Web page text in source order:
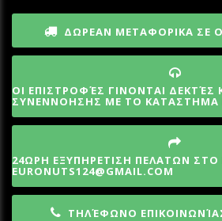
ΔΩΡΕΑΝ ΜΕΤΑΦΟΡΙΚΑ ΣΕ
ΟΙ ΕΠΙΣΤΡΟΦΈΣ ΓΙΝΟΝΤΑΙ ΔΕΚΤΈΣ
ΣΥΝΕΝΝΟΗΣΗΣ ΜΕ ΤΟ ΚΑΤΑΣΤΗΜΑ
24ΩΡΗ ΕΞΥΠΗΡΕΤΙΣΗ ΠΕΛΑΤΩΝ ΣΤΟ
EURONUTS124@GMAIL.COM
ΤΗΛΈΦΩΝΟ